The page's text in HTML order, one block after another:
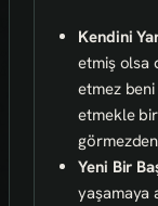
Kendini
etmiş olsa
etmez
etmekle
Yeni Bir
yaşamaya